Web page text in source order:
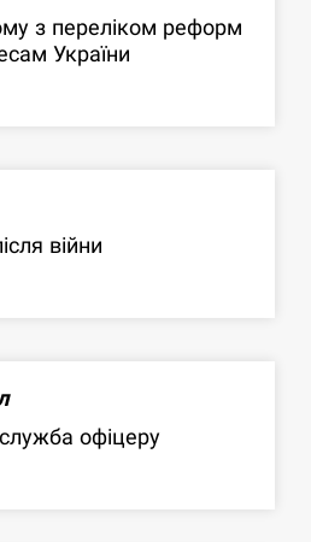
з переліком реформ
України
війни
офіцеру